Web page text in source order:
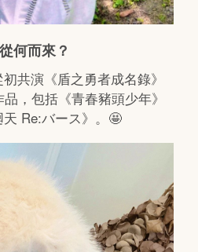
何而來？
共演《盾之勇者成名錄》
，包括《青春豬頭少年》
Re:バース》。🤩